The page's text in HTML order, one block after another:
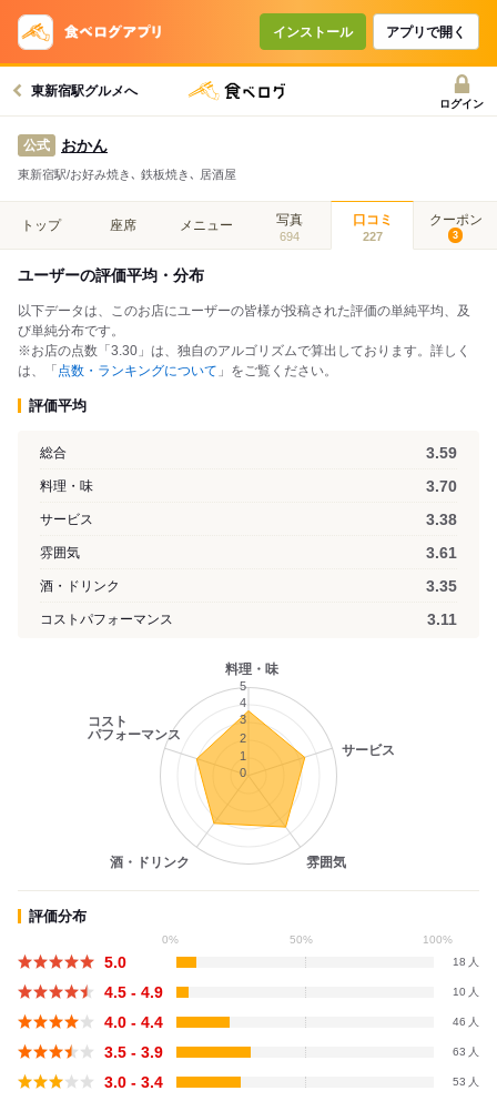
インストール アプリで開く
東新宿駅グルメへ
ログイン
公式 おかん
東新宿駅/お好み焼き､ 鉄板焼き､ 居酒屋
トップ 座席 メニュー 写真
694
口コミ
227
クーポン
3
ユーザーの評価平均・分布
以下データは、このお店にユーザーの皆様が投稿された評価の単純平均、及
び単純分布です。
※お店の点数「3.30」は、独自のアルゴリズムで算出しております。詳しく
は、「 点数・ランキングについて 」をご覧ください。
評価平均
総合 3.59
料理・味 3.70
サービス 3.38
雰囲気 3.61
酒・ドリンク 3.35
コストパフォーマンス 3.11
0
1
2
3
4
5
料理・味
サービス
雰囲気
酒・ドリンク
コスト
パフォーマンス
評価分布
0% 50% 100%
5.0 18
4.5 - 4.9 10
4.0 - 4.4 46
3.5 - 3.9 63
3.0 - 3.4 53